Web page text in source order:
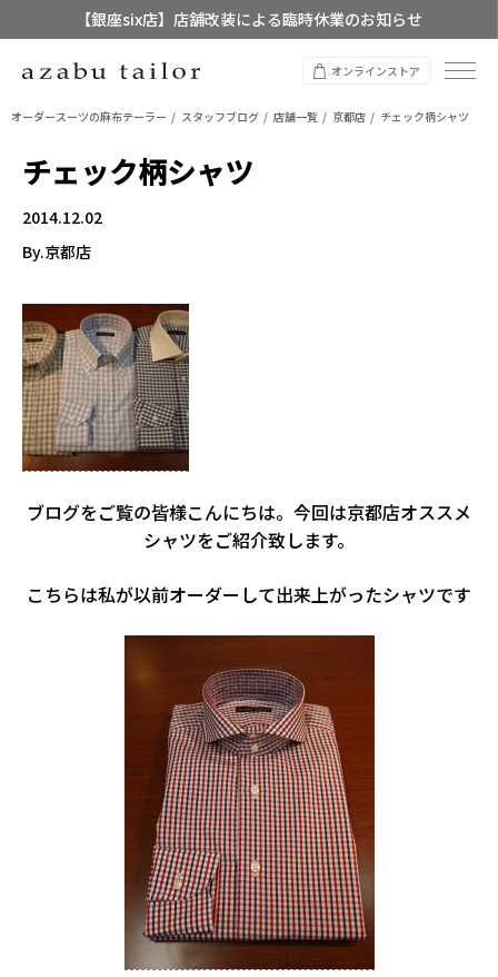
【銀座six店】店舗改装による臨時休業のお知らせ
【店舗限定】レディースオーダースーツ
オンラインストア
オーダースーツの麻布テーラー スタッフブログ 店舗一覧 京都店 チェック柄シャツ
チェック柄シャツ
2014.12.02
By.京都店
ブログをご覧の皆様こんにちは。今回は京都店オススメ
シャツをご紹介致します。
こちらは私が以前オーダーして出来上がったシャツです